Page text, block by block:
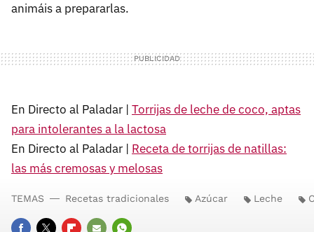
animáis a prepararlas.
En Directo al Paladar | Torrijas de leche de coco, aptas
para intolerantes a la lactosa
En Directo al Paladar | Receta de torrijas de natillas:
las más cremosas y melosas
TEMAS Recetas tradicionales Azúcar Leche